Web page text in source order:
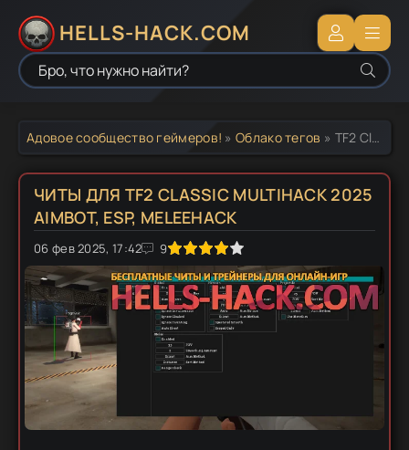
HELLS-HACK.COM
Адовое сообщество геймеров! »Облако тегов » TF2 Classic читы
ЧИТЫ ДЛЯ TF2 CLASSIC MULTIHACK 2025
AIMBOT, ESP, MELEEHACK
06 фев 2025, 17:42 9
1 2 3 4 5